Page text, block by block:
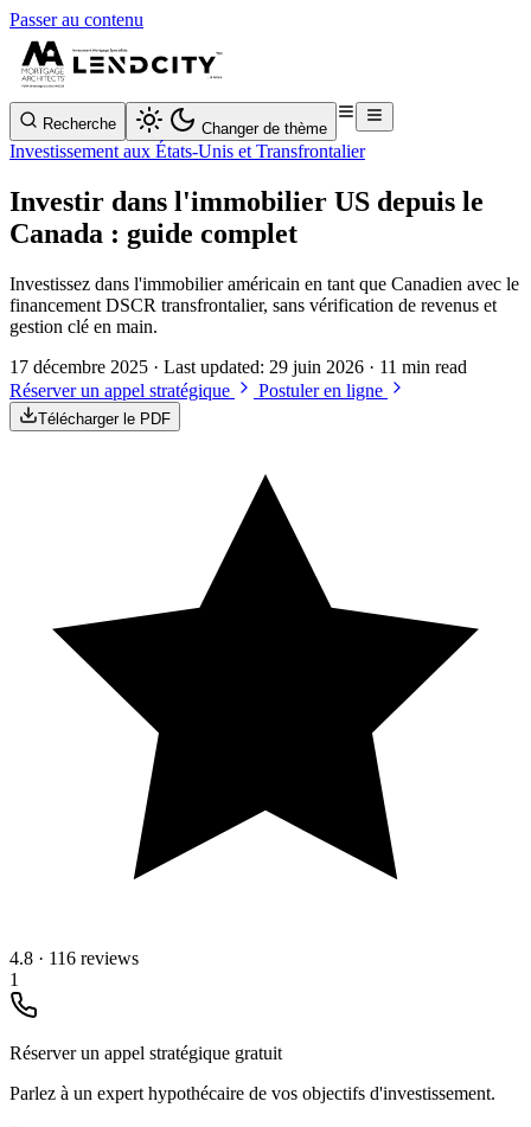
Passer au contenu
Recherche Changer de thème
Investissement aux États-Unis et Transfrontalier
Investir dans l'immobilier US depuis le
Canada : guide complet
Investissez dans l'immobilier américain en tant que Canadien avec le
financement DSCR transfrontalier, sans vérification de revenus et
gestion clé en main.
17 décembre 2025 · Last updated: 29 juin 2026 · 11 min read
Réserver un appel stratégique
Postuler en ligne
Télécharger le PDF
4.8 · 116 reviews
1
Réserver un appel stratégique gratuit
Parlez à un expert hypothécaire de vos objectifs d'investissement.